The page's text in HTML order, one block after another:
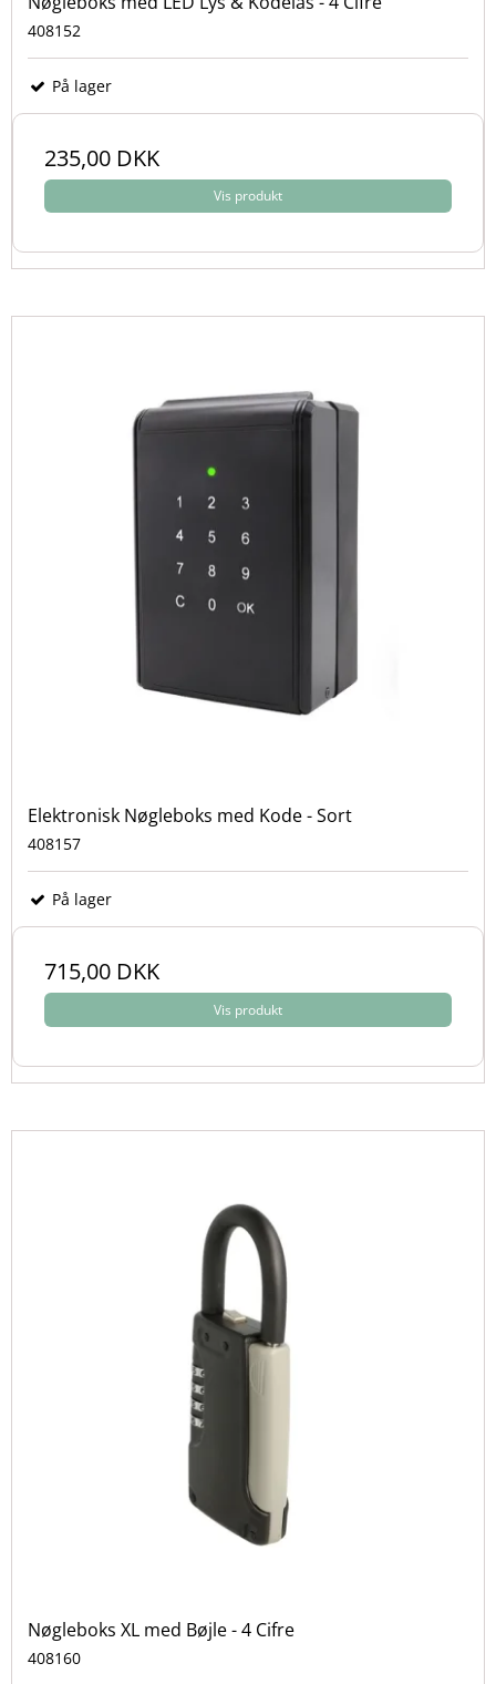
408152
På lager
235,00 DKK
Vis produkt
Elektronisk Nøgleboks med Kode - Sort
408157
På lager
715,00 DKK
Vis produkt
Nøgleboks XL med Bøjle - 4 Cifre
408160